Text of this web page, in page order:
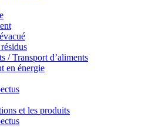
/ Transport d’aliments
en énergie
et les produits